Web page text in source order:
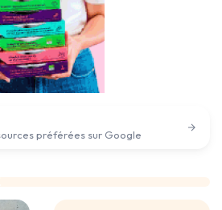
préférées sur Google